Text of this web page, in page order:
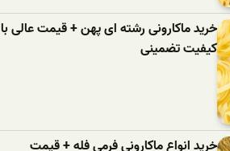
خرید ماکارونی رشته ای پهن + قیمت عالی با
کیفیت تضمینی
خرید انواع ماکارونی فرمی فله + قیمت